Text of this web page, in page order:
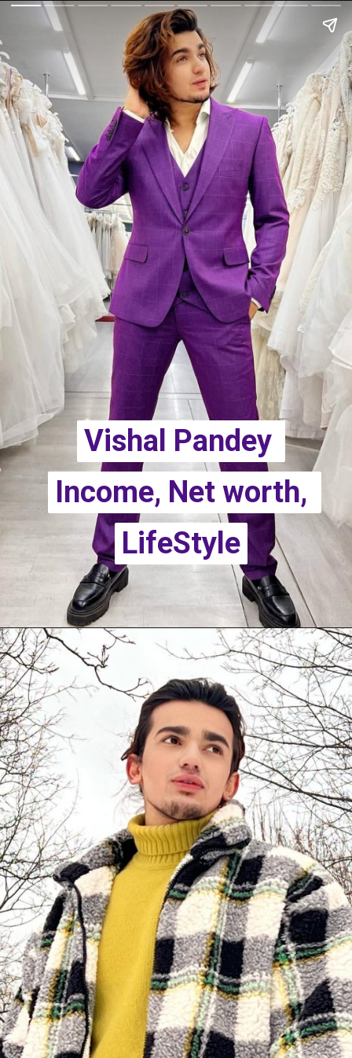
Vishal Pandey
Income, Net worth,
LifeStyle
Vishal Pandey
Income, Net worth,
LifeStyle